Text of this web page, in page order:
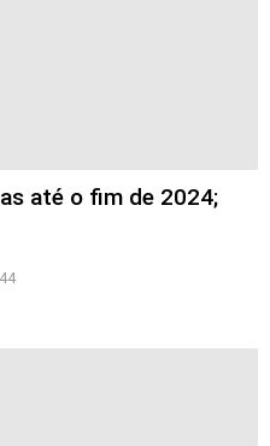
até o fim de 2024;